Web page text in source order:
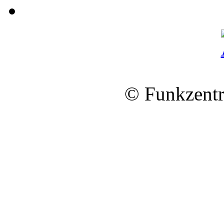
©